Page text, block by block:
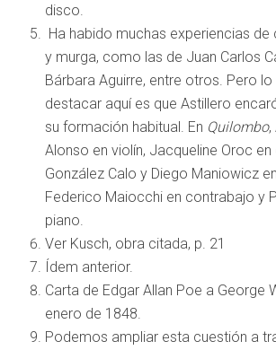
disco.
Ha habido muchas experiencias
y murga, como las de Juan Carlos
Bárbara Aguirre, entre otros. Pero
destacar aquí es que Astillero
su formación habitual. En Quilombo,
Alonso en violín, Jacqueline Oroc
González Calo y Diego Maniowicz
Federico Maiocchi en contrabajo y
piano.
Ver Kusch, obra citada, p. 21
Ídem anterior.
Carta de Edgar Allan Poe a George
enero de 1848.
Podemos ampliar esta cuestión a